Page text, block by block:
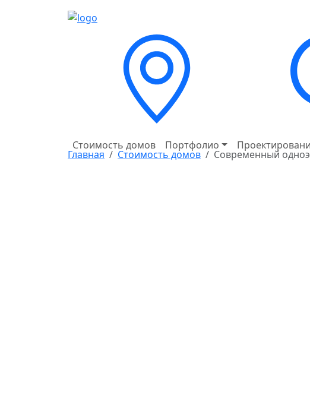
Стоимость домов Портфолио
Главная Стоимость домов Современный